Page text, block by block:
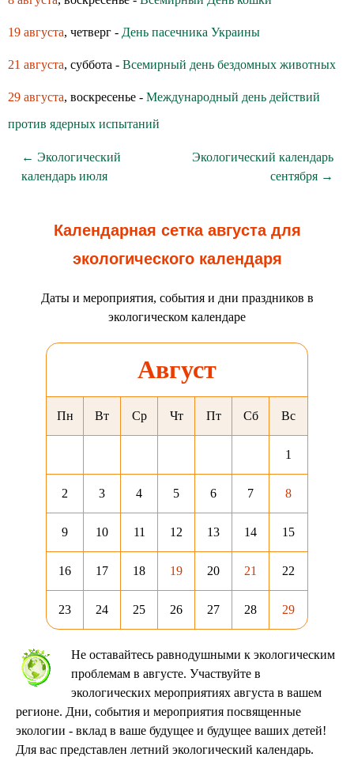
19 августа, четверг - День пасечника Украины
21 августа, суббота - Всемирный день бездомных животных
29 августа, воскресенье - Международный день действий
против ядерных испытаний
← Экологический
календарь июля
Экологический календарь
сентября →
Календарная сетка августа для
экологического календаря
Даты и мероприятия, события и дни праздников в
экологическом календаре
Август
Пн Вт Ср Чт Пт Сб Вс
1
2 3 4 5 6 7 8
9 10 11 12 13 14 15
16 17 18 19 20 21 22
23 24 25 26 27 28 29
Не оставайтесь равнодушными к экологическим
проблемам в августе. Участвуйте в
экологических мероприятиях августа в вашем
регионе. Дни, события и мероприятия посвященные
экологии - вклад в ваше будущее и будущее ваших детей!
Для вас представлен летний экологический календарь.